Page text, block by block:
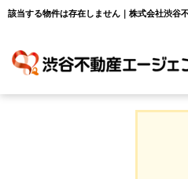
該当する物件は存在しません｜株式会社渋谷